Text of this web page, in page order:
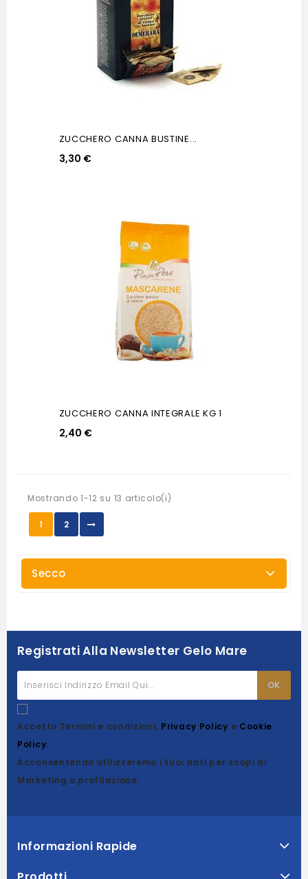
ZUCCHERO CANNA BUSTINE...
3,30 €
ZUCCHERO CANNA INTEGRALE KG 1
2,40 €
Mostrando 1-12 su 13 articolo(i)
1 2
Secco
Registrati Alla Newsletter Gelo Mare
Accetto Termini e condizioni, Privacy Policy e Cookie
Policy.
Acconsentendo utilizzeremo i tuoi dati per scopi di
Marketing o profilazione.
Informazioni Rapide